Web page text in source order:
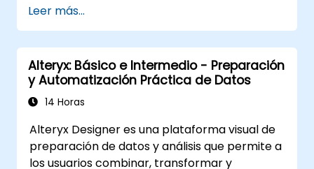
dinámicas, de validación y de prueba.
Aprender a utilizar las herramientas de
API para descargar y analizar datos web.
Utilizar las herramientas de scripting de
Alteryx, incluidas Python y R.
Leer más...
Alteryx: Básico e Intermedio - Preparación
y Automatización Práctica de Datos
14 Horas
Alteryx Designer es una plataforma visual de
preparación de datos y análisis que permite a
los usuarios combinar, transformar y